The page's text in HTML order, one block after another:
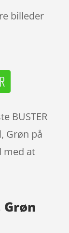
billeder
BUSTER
Grøn på
med at